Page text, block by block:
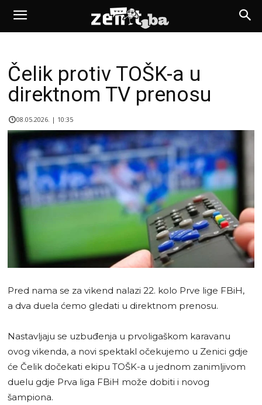
Čelik protiv TOŠK-a u
direktnom TV prenosu
08.05.2026. | 10:35
Pred nama se za vikend nalazi 22. kolo Prve lige FBiH,
a dva duela ćemo gledati u direktnom prenosu.
Nastavljaju se uzbuđenja u prvoligaškom karavanu
ovog vikenda, a novi spektakl očekujemo u Zenici gdje
će Čelik dočekati ekipu TOŠK-a u jednom zanimljivom
duelu gdje Prva liga FBiH može dobiti i novog
šampiona.